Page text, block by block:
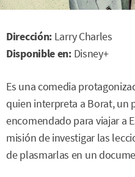
Dirección: Larry Charles
Disponible en:Disney+
Es una comedia
quien interpreta a Borat, un
encomendado para viajar a
misión de investigar las
de plasmarlas en un